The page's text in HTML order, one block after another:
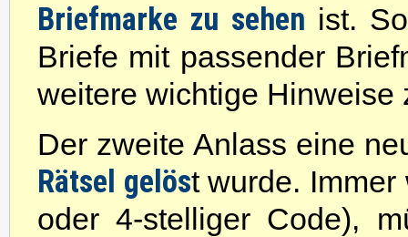
Briefmarke zu sehen ist.
Briefe mit passender
weitere wichtige Hinweise
Der zweite Anlass eine
Rätsel gelöst wurde.
oder 4-stelliger Code),